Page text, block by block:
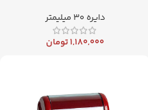
دایره 30 میلیمتر
1,180,000تومان